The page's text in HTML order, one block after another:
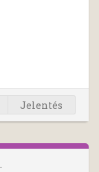
Jelentés